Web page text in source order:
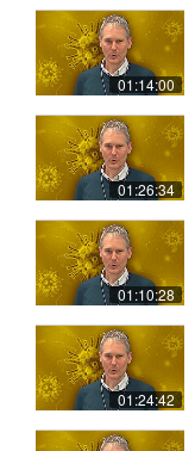
01:14:00
01:26:34
01:10:28
01:24:42